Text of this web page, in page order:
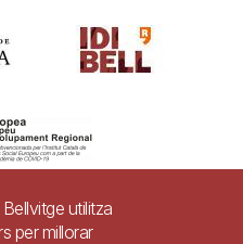
utilitza
per millorar